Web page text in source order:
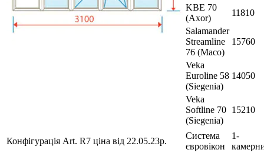
KBE 70
(Axor)
11810
Salamander
Streamline
76 (Maco)
15760
Veka
Euroline 58
(Siegenia)
14050
Veka
Softline 70
(Siegenia)
15210
Конфігурація Art. R7 ціна від 22.05.23р.
Система
євровікон
1-